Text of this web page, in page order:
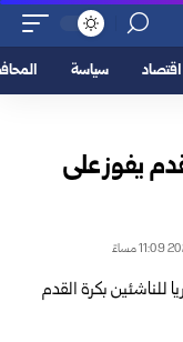
اقتصاد سياسة
يفوز على